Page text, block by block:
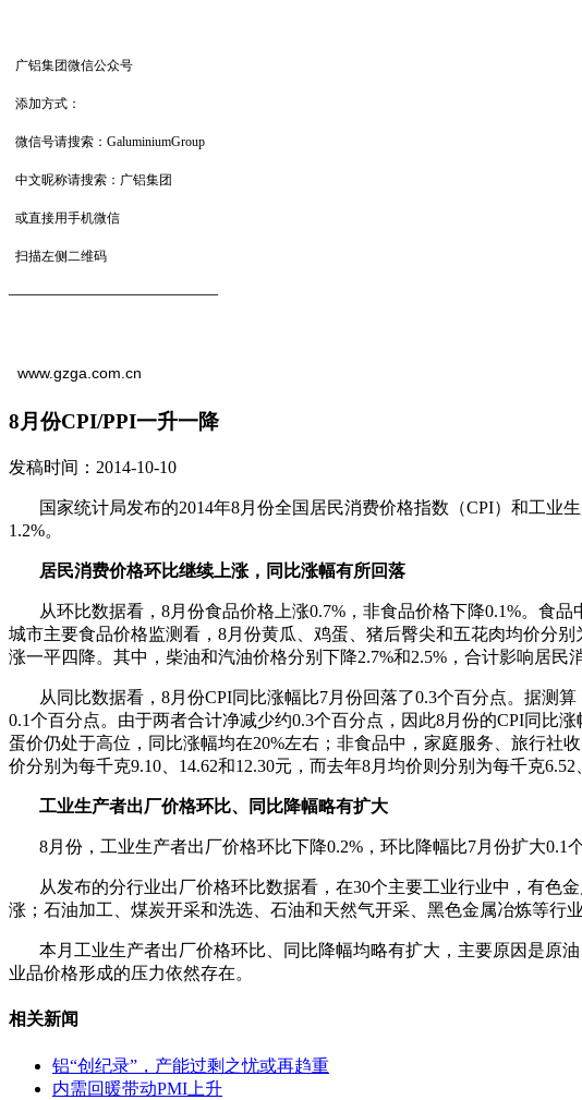
广铝集团微信公众号
添加方式：
微信号请搜索：GaluminiumGroup
中文昵称请搜索：广铝集团
或直接用手机微信
扫描左侧二维码
————————————
www.gzga.com.cn
8月份CPI/PPI一升一降
发稿时间：2014-10-10
国家统计局发布的2014年8月份全国居民消费价格指数（CPI）和工业生
1.2%。
居民消费价格环比继续上涨，同比涨幅有所回落
从环比数据看，8月份食品价格上涨0.7%，非食品价格下降0.1%。食品
城市主要食品价格监测看，8月份黄瓜、鸡蛋、猪后臀尖和五花肉均价分别
涨一平四降。其中，柴油和汽油价格分别下降2.7%和2.5%，合计影响居民
从同比数据看，8月份CPI同比涨幅比7月份回落了0.3个百分点。据测算
0.1个百分点。由于两者合计净减少约0.3个百分点，因此8月份的CPI同比
蛋价仍处于高位，同比涨幅均在20%左右；非食品中，家庭服务、旅行社
价分别为每千克9.10、14.62和12.30元，而去年8月均价则分别为每千克6.52
工业生产者出厂价格环比、同比降幅略有扩大
8月份，工业生产者出厂价格环比下降0.2%，环比降幅比7月份扩大0.1
从发布的分行业出厂价格环比数据看，在30个主要工业行业中，有色金
涨；石油加工、煤炭开采和洗选、石油和天然气开采、黑色金属冶炼等行
本月工业生产者出厂价格环比、同比降幅均略有扩大，主要原因是原
业品价格形成的压力依然存在。
相关新闻
铝“创纪录”，产能过剩之忧或再趋重
内需回暖带动PMI上升